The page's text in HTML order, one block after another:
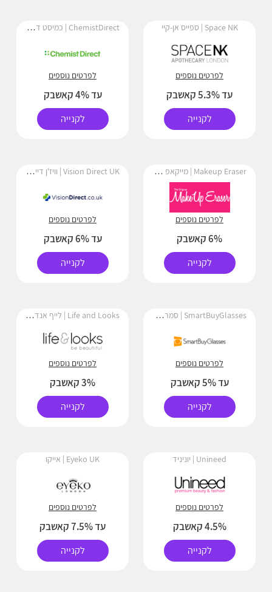
Space NK | ספייס אן-קיי
לפרטים נוספים
עד 5.3% קאשבק
לקנייה
ChemistDirect | כמיסט דיירקט
לפרטים נוספים
עד 4% קאשבק
לקנייה
Makeup Eraser | מייקאפ אירייסר
לפרטים נוספים
6% קאשבק
לקנייה
Vision Direct UK | וויז'ן דיירקט
לפרטים נוספים
עד 6% קאשבק
לקנייה
SmartBuyGlasses | סמרט ביי גלאסס
לפרטים נוספים
עד 5% קאשבק
לקנייה
Life and Looks | לייף אנד לוקס
לפרטים נוספים
3% קאשבק
לקנייה
Unineed | יוניניד
לפרטים נוספים
4.5% קאשבק
לקנייה
Eyeko UK | אייקו
לפרטים נוספים
עד 7.5% קאשבק
לקנייה